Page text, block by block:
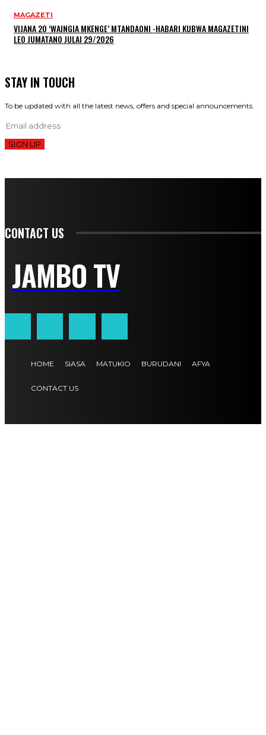
MAGAZETI
VIJANA 20 ‘WAINGIA MKENGE’ MTANDAONI -HABARI KUBWA MAGAZETINI
LEO JUMATANO JULAI 29/2026
STAY IN TOUCH
To be updated with all the latest news, offers and special announcements.
SIGN UP
CONTACT US
JAMBO TV
HOME SIASA MATUKIO BURUDANI AFYA
CONTACT US